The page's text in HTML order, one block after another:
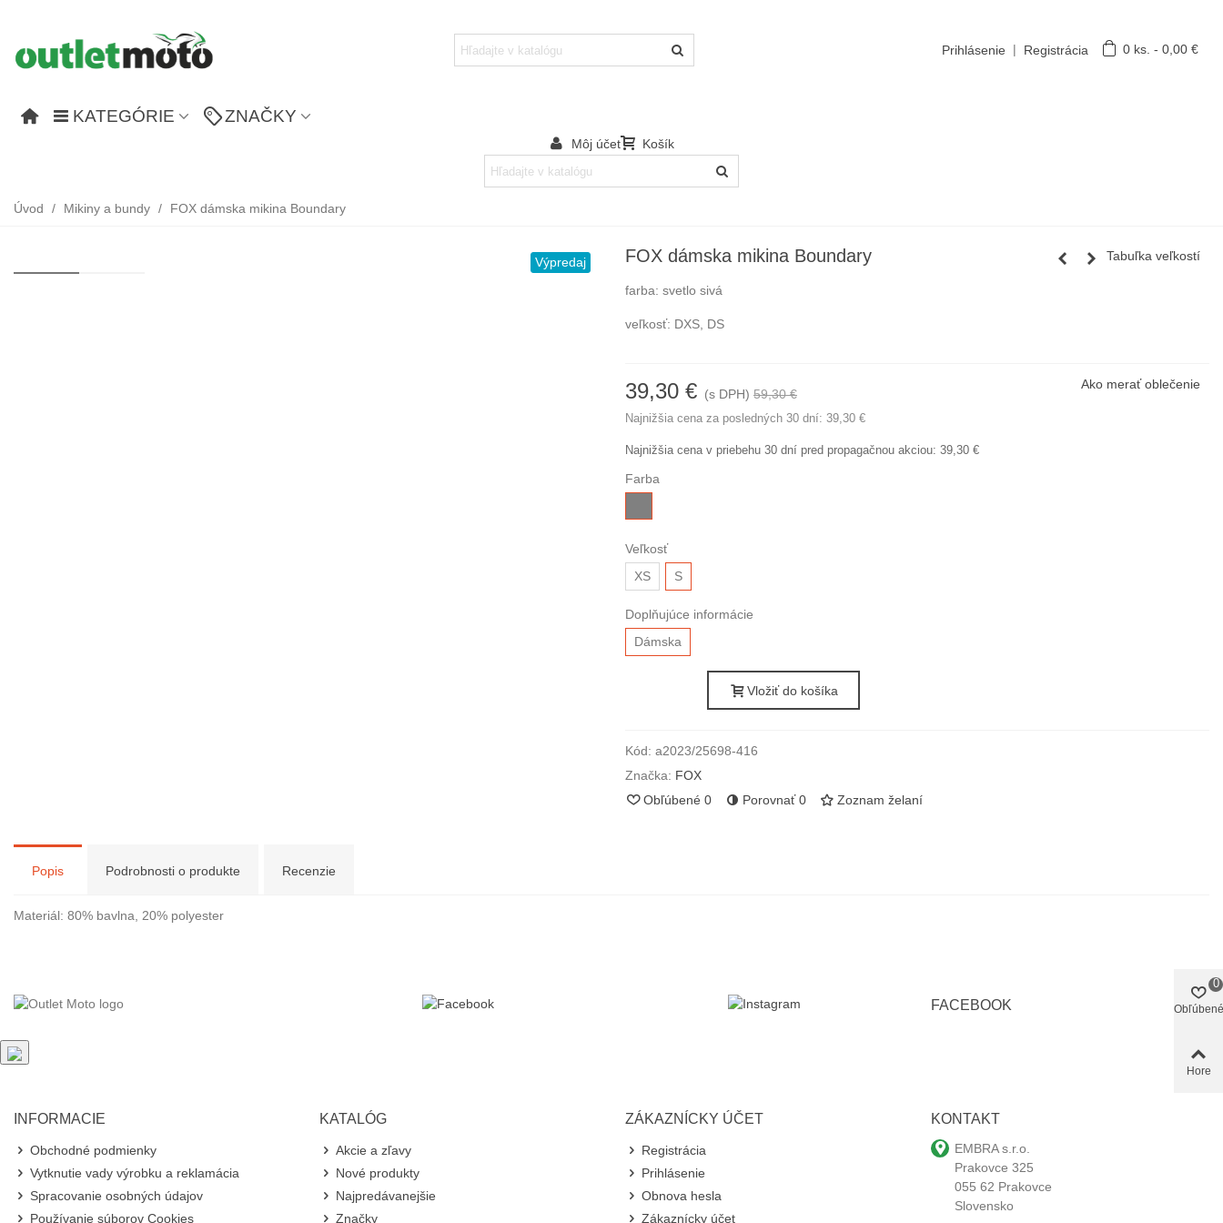
Prihlásenie | Registrácia 0 ks. - 0,00 €
KATEGÓRIE ZNAČKY
Môj účet Košík
Úvod / Mikiny a bundy / FOX dámska mikina Boundary
Výpredaj FOX dámska mikina Boundary Tabuľka veľkostí
farba: svetlo sivá
veľkosť: DXS, DS
39,30 € (s DPH) 59,30 €
Najnižšia cena za posledných 30 dní: 39,30 €
Najnižšia cena v priebehu 30 dní pred propagačnou akciou: 39,30 €
Ako merať oblečenie
Farba
Veľkosť
XS
S
Doplňujúce informácie
Dámska
Vložiť do košíka
Kód: a2023/25698-416
Značka: FOX
Obľúbené 0 Porovnať 0 Zoznam želaní
Popis Podrobnosti o produkte Recenzie
Materiál: 80% bavlna, 20% polyester
FACEBOOK
INFORMACIE
Obchodné podmienky
Vytknutie vady výrobku a reklamácia
Spracovanie osobných údajov
Používanie súborov Cookies
KATALÓG
Akcie a zľavy
Nové produkty
Najpredávanejšie
Značky
ZÁKAZNÍCKY ÚČET
Registrácia
Prihlásenie
Obnova hesla
Zákaznícky účet
KONTAKT
EMBRA s.r.o.
Prakovce 325
055 62 Prakovce
Slovensko
Obľúbené
0
Hore